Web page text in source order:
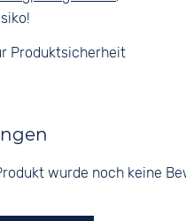
Produktsicherheit
wurde noch keine